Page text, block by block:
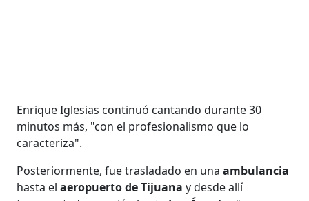
Enrique Iglesias continuó cantando durante 30
minutos más, "con el profesionalismo que lo
caracteriza".
Posteriormente, fue trasladado en unaambulancia
hasta elaeropuerto de Tijuana y desde allí